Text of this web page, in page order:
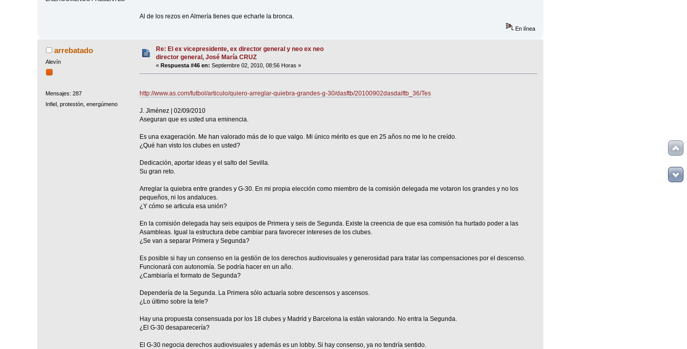
Al de los rezos en Almería tienes que echarle la bronca.
En línea
arrebatado
Alevín
Mensajes: 287
Infiel, protestón, energúmeno
Re: El ex vicepresidente, ex director general y neo ex neo
director general, José María CRUZ
«Respuesta #46 en: Septiembre 02, 2010, 08:56 Horas »
http://www.as.com/futbol/articulo/quiero-arreglar-quiebra-grandes-g-30/dasftb/20100902dasdaiftb_36/Tes
J. Jiménez | 02/09/2010
Aseguran que es usted una eminencia.
Es una exageración. Me han valorado más de lo que valgo. Mi único mérito es que en 25 años no me lo he creído.
¿Qué han visto los clubes en usted?
Dedicación, aportar ideas y el salto del Sevilla.
Su gran reto.
Arreglar la quiebra entre grandes y G-30. En mi propia elección como miembro de la comisión delegada me votaron los grandes y no los
pequeños, ni los andaluces.
¿Y cómo se articula esa unión?
En la comisión delegada hay seis equipos de Primera y seis de Segunda. Existe la creencia de que esa comisión ha hurtado poder a las
Asambleas. Igual la estructura debe cambiar para favorecer intereses de los clubes.
¿Se van a separar Primera y Segunda?
Es posible si hay un consenso en la gestión de los derechos audiovisuales y generosidad para tratar las compensaciones por el descenso.
Funcionará con autonomía. Se podría hacer en un año.
¿Cambiaría el formato de Segunda?
Dependería de la Segunda. La Primera sólo actuaría sobre descensos y ascensos.
¿Lo último sobre la tele?
Hay una propuesta consensuada por los 18 clubes y Madrid y Barcelona la están valorando. No entra la Segunda.
¿El G-30 desaparecería?
El G-30 negocia derechos audiovisuales y además es un lobby. Si hay consenso, ya no tendría sentido.